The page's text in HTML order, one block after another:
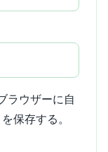
ラウザーに自
保存する。